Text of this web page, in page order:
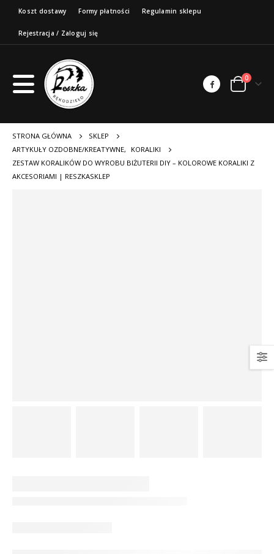
Koszt dostawy Formy płatności Regulamin sklepu
Rejestracja / Zaloguj się
0
STRONA GŁÓWNA
SKLEP
ARTYKUŁY OZDOBNE/KREATYWNE,
KORALIKI
ZESTAW KORALIKÓW DO WYROBU BIŻUTERII DIY – KOLOROWE KORALIKI Z
AKCESORIAMI | RESZKASKLEP